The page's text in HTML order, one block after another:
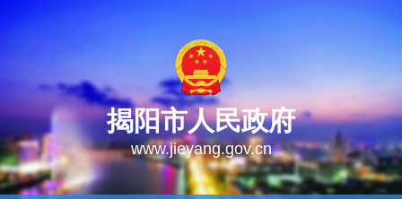
揭阳市人民政府
www.jieyang.gov.cn